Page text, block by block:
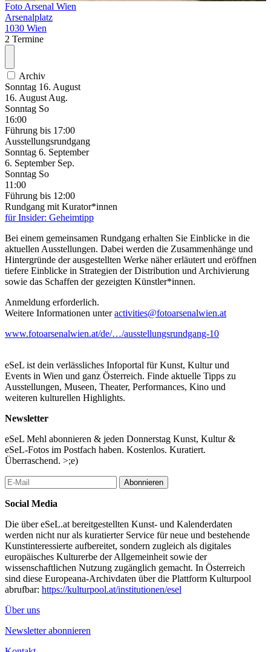
Foto Arsenal Wien
Arsenalplatz
1030 Wien
2 Termine
Archiv
Sonntag 16. August
16. August Aug.
Sonntag So
16:00
Führung bis 17:00
Ausstellungsrundgang
Sonntag 6. September
6. September Sep.
Sonntag So
11:00
Führung bis 12:00
Rundgang mit Kurator*innen
für Insider: Geheimtipp
Bei einem gemeinsamen Rundgang erhalten Sie Einblicke in die
aktuellen Ausstellungen. Dabei werden die Zusammenhänge und
Hintergründe der ausgestellten Werke näher erläutert und eröffnen
tiefere Einblicke in Strategien der Distribution und Archivierung
sowie das Schaffen der gezeigten Künstler*innen.
Anmeldung erforderlich.
Weitere Informationen unteractivities@fotoarsenalwien.at
www.fotoarsenalwien.at/de/…/ausstellungsrundgang-10
eSeL ist dein verlässliches Infoportal für Kunst, Kultur und
Events in Wien und ganz Österreich. Finde aktuelle Tipps zu
Ausstellungen, Museen, Theater, Performances, Kino und
weiteren kulturellen Highlights.
Newsletter
eSeL Mehl abonnieren & jeden Donnerstag Kunst, Kultur &
eSeL-Fotos im Postfach haben. Kostenlos. Kuratiert.
Überraschend. >;e)
Abonnieren
Social Media
Die über eSeL.at bereitgestellten Kunst- und Kalenderdaten
werden nicht nur als kuratierter Service für neue und bestehende
Kunstinteressierte aufbereitet, sondern zugleich als digitales
europäisches Kulturerbe der Allgemeinheit sowie der
wissenschaftlichen Nutzung zugänglich gemacht. In Österreich
sind diese Europeana-Archivdaten über die Plattform Kulturpool
abrufbar: https://kulturpool.at/institutionen/esel
Über uns
Newsletter abonnieren